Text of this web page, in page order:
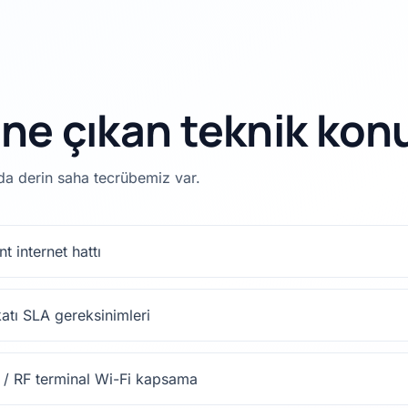
çıkan teknik
derin saha tecrübemiz var.
internet hattı
SLA gereksinimleri
RF terminal Wi-Fi kapsama